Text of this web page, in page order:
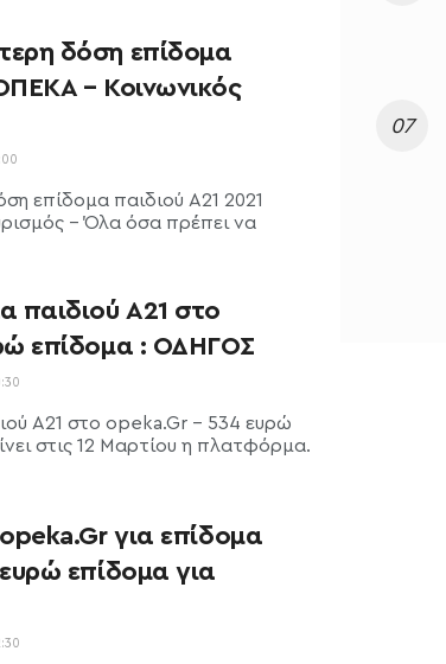
δόση επίδομα
– Κοινωνικός
επίδομα παιδιού Α21 2021
- Όλα όσα πρέπει να
παιδιού Α21 στο
επίδομα : ΟΔΗΓΟΣ
Α21 στο opeka.Gr - 534 ευρώ
στις 12 Μαρτίου η πλατφόρμα.
για επίδομα
επίδομα για